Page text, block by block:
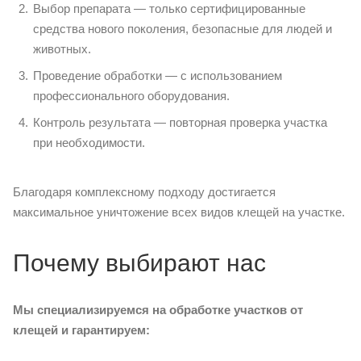
Выбор препарата — только сертифицированные
средства нового поколения, безопасные для людей и
животных.
Проведение обработки — с использованием
профессионального оборудования.
Контроль результата — повторная проверка участка
при необходимости.
Благодаря комплексному подходу достигается
максимальное уничтожение всех видов клещей на участке.
Почему выбирают нас
Мы специализируемся на обработке участков от
клещей и гарантируем: